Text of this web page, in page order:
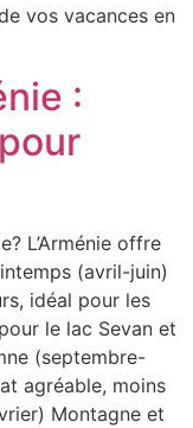
vos vacances en
:
L’Arménie offre
(avril-juin)
idéal pour les
le lac Sevan et
(septembre-
agréable, moins
Montagne et